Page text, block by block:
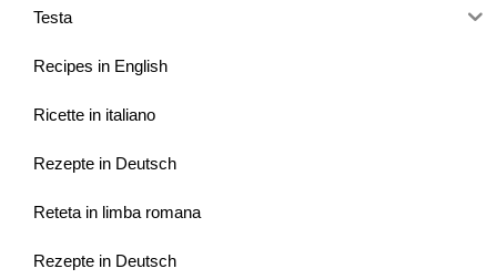
Testa
Recipes in English
Ricette in italiano
Rezepte in Deutsch
Reteta in limba romana
Rezepte in Deutsch